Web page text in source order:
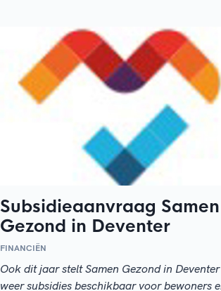
Subsidieaanvraag Samen
Gezond in Deventer
FINANCIËN
Ook dit jaar stelt Samen Gezond in Deventer
weer subsidies beschikbaar voor bewoners